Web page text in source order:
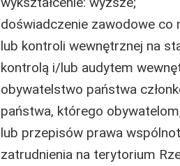
doświadczenie zawodowe co
lub kontroli wewnętrznej na
kontrolą i/lub audytem
obywatelstwo państwa
państwa, którego
lub przepisów prawa
zatrudnienia na terytorium